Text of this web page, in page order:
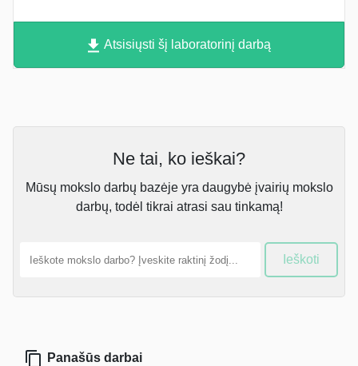
Atsisiųsti šį laboratorinį darbą
Ne tai, ko ieškai?
Mūsų mokslo darbų bazėje yra daugybė įvairių mokslo
darbų, todėl tikrai atrasi sau tinkamą!
Ieškoti
Panašūs darbai